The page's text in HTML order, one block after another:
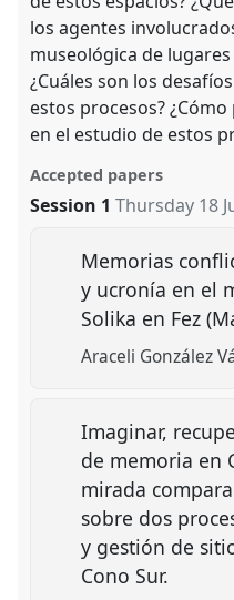
los agentes
museológica de
¿Cuáles son los
estos procesos?
en el estudio de estos
Accepted papers
Session 1 Thursday 18
Memorias
y ucronía en el
Solika en Fez
Araceli González
Imaginar,
de memoria en
mirada
sobre dos
y gestión de
Cono Sur.